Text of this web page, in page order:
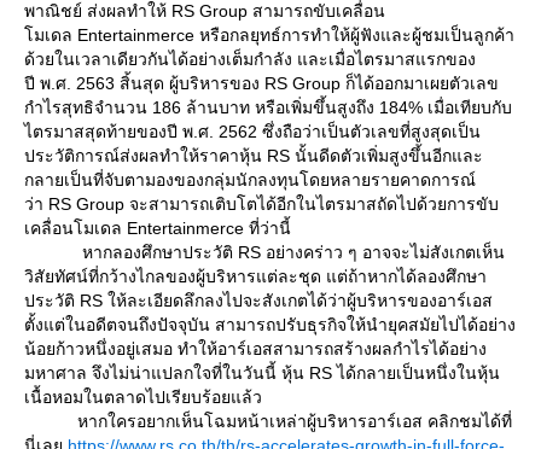
พาณิชย์ ส่งผลทำให้ RS Group สามารถขับเคลื่อน
มเดล Entertainmerce หรือกลยุทธ์การทำให้ผู้ฟังและผู้ชมเป็นลูกค้า
ด้วยในเวลาเดียวกันได้อย่างเต็มกำลัง และเมื่อไตรมาสแรกของ
ปี พ.ศ. 2563 สิ้นสุด ผู้บริหารของ RS Group ก็ได้ออกมาเผยตัวเลข
กำไรสุทธิจำนวน 186 ล้านบาท หรือเพิ่มขึ้นสูงถึง 184% เมื่อเทียบกับ
ไตรมาสสุดท้ายของปี พ.ศ. 2562 ซึ่งถือว่าเป็นตัวเลขที่สูงสุดเป็น
ประวัติการณ์ส่งผลทำให้ราคาหุ้น RS นั้นดีดตัวเพิ่มสูงขึ้นอีกและ
กลายเป็นที่จับตามองของกลุ่มนักลงทุนโดยหลายรายคาดการณ์
ว่า RS Group จะสามารถเติบโตได้อีกในไตรมาสถัดไปด้วยการขับ
เคลื่อนโมเดล Entertainmerce ที่ว่านี้
หากลองศึกษาประวัติ RS อย่างคร่าว ๆ อาจจะไม่สังเกตเห็น
วิสัยทัศน์ที่กว้างไกลของผู้บริหารแต่ละชุด แต่ถ้าหากได้ลองศึกษา
ประวัติ RS ให้ละเอียดลึกลงไปจะสังเกตได้ว่าผู้บริหารของอาร์เอส
ตั้งแต่ในอดีตจนถึงปัจจุบัน สามารถปรับธุรกิจให้นำยุคสมัยไปได้อย่าง
น้อยก้าวหนึ่งอยู่เสมอ ทำให้อาร์เอสสามารถสร้างผลกำไรได้อย่าง
มหาศาล จึงไม่น่าแปลกใจที่ในวันนี้ หุ้น RS ได้กลายเป็นหนึ่งในหุ้น
เนื้อหอมในตลาดไปเรียบร้อยแล้ว
หากใครอยากเห็นโฉมหน้าเหล่าผู้บริหารอาร์เอส คลิกชมได้ที่